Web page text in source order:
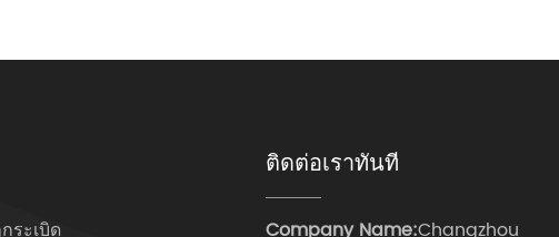
ระเบิด
ติดต่อเราทันที
Company Name:Changzhou